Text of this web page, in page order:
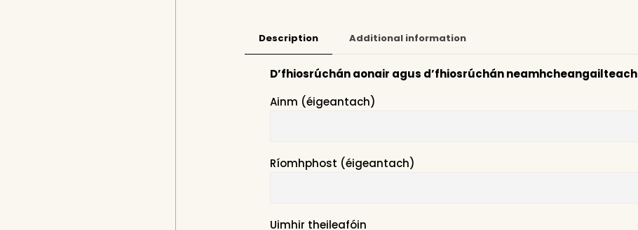
Description Additional information
D’fhiosrúchán aonair agus d’fhiosrúchán neamhcheangailteach
Ainm (éigeantach)
Ríomhphost (éigeantach)
Uimhir theileafóin